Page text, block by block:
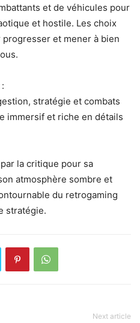
et de véhicules pour
et hostile. Les choix
et mener à bien
stratégie et combats
immersif et riche en détails
la critique pour sa
atmosphère sombre et
du retrogaming
stratégie.
Next article